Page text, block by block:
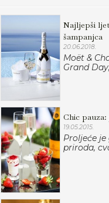
Najljepši
šampanjca
20.06.2018.
Moët &
Grand
Chic
19.05.2015.
Proljeće
priroda,